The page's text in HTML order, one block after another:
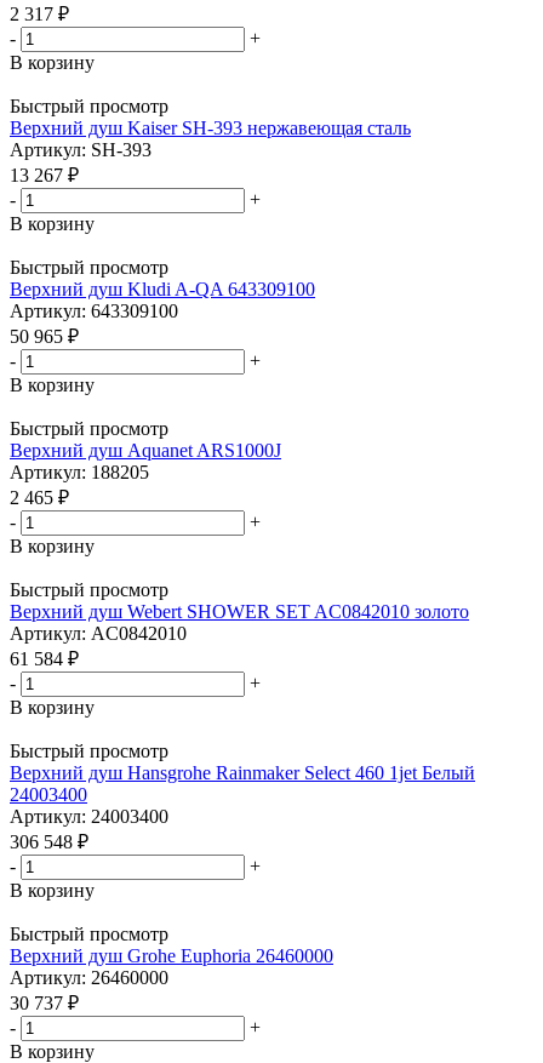
2 317 ₽
-
+
В корзину
Быстрый просмотр
Верхний душ Kaiser SH-393 нержавеющая сталь
Артикул: SH-393
13 267 ₽
-
+
В корзину
Быстрый просмотр
Верхний душ Kludi A-QA 643309100
Артикул: 643309100
50 965 ₽
-
+
В корзину
Быстрый просмотр
Верхний душ Aquanet ARS1000J
Артикул: 188205
2 465 ₽
-
+
В корзину
Быстрый просмотр
Верхний душ Webert SHOWER SET AC0842010 золото
Артикул: AC0842010
61 584 ₽
-
+
В корзину
Быстрый просмотр
Верхний душ Hansgrohe Rainmaker Select 460 1jet Белый
24003400
Артикул: 24003400
306 548 ₽
-
+
В корзину
Быстрый просмотр
Верхний душ Grohe Euphoria 26460000
Артикул: 26460000
30 737 ₽
-
+
В корзину